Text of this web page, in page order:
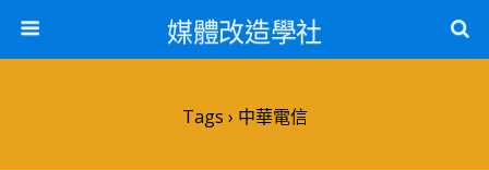
媒體改造學社
Tags › 中華電信